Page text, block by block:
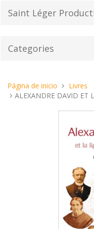
Saint Léger
Categories
Estas
aquí:
Página de inicio
Livres
ALEXANDRE DAVID ET